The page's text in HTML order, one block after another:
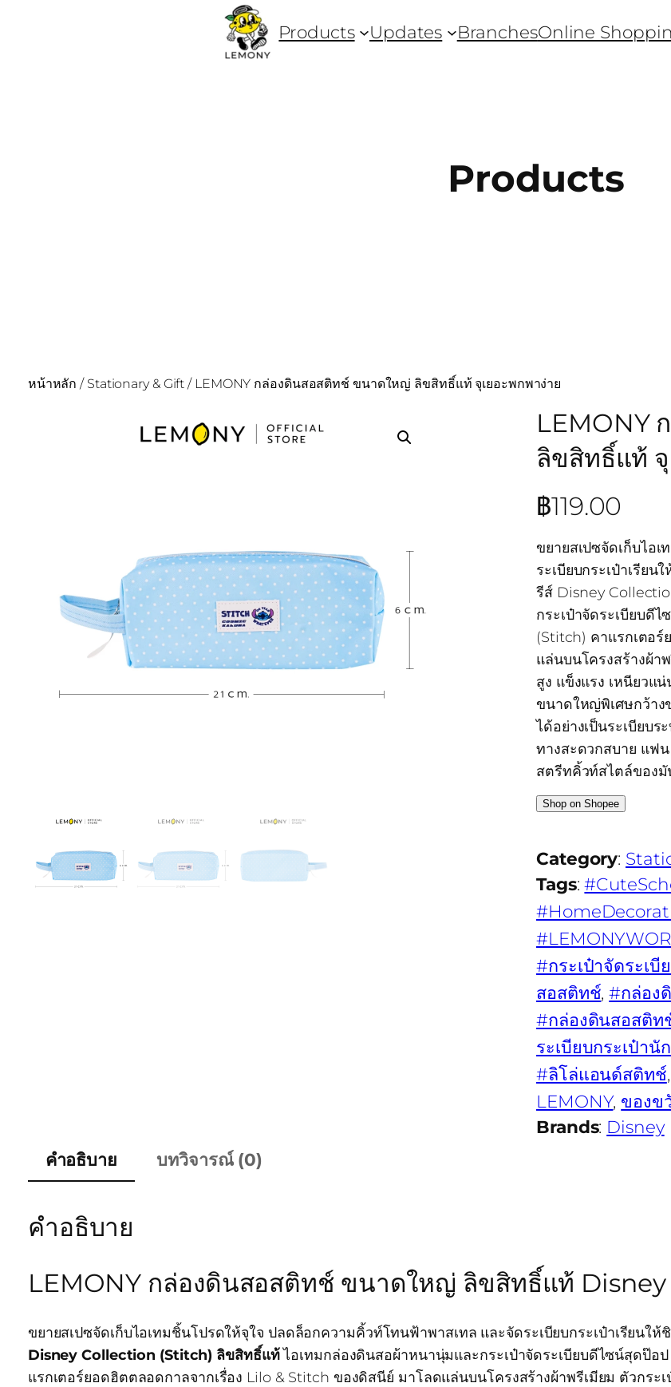
Products Updates BranchesOnline
Products
หน้าหลัก / Stationary & Gift / LEMONY กล่องดินสอสติทช์ ขนาดใหญ่ ลิขสิทธิ์แท้ จุเยอะพกพาง่าย
LEMONY
ลิขสิทธิ์แท้ จุ
฿119.00
ขยายสเปซจัดเก็บไอ
ระเบียบกระเป๋าเรีย
รีส์ Disney
กระเป๋าจัดระเบียบดี
(Stitch) คาแรกเตอ
แล่นบนโครงสร้างผ้า
สูง แข็งแรง เหนียวแ
ขนาดใหญ่พิเศษกว้าง
ได้อย่างเป็นระเบียบ
ทางสะดวกสบาย แฟ
สตรีทคิ้วท์สไตล์ของ
Shop on Shopee
Category:
Tags:
#กระเป๋าจัดระเบี
สอสติทช์, #กล่อง
#กล่องดินสอสติท
ระเบียบกระเป๋านั
#ลิโล่แอนด์สติทช์,
LEMONY, ของข
Brands: Disney
คำอธิบาย
บทวิจารณ์ (0)
คำอธิบาย
LEMONY กล่องดินสอสติทช์ ขนาดใหญ่ ลิขสิทธิ์แท้
ขยายสเปซจัดเก็บไอเทมชิ้นโปรดให้จุใจ ปลดล็อกความคิ้วท์โทนฟ้าพาสเทล และจัดระเบียบกระเป๋าเรียนให้
Disney Collection (Stitch) ลิขสิทธิ์แท้ไอเทมกล่องดินสอผ้าหนานุ่มและกระเป๋าจัดระเบียบดีไซน์สุดป๊อ
แรกเตอร์ยอดฮิตตลอดกาลจากเรื่อง Lilo & Stitch ของดิสนีย์ มาโลดแล่นบนโครงสร้างผ้าพรีเมียม ตัวกร